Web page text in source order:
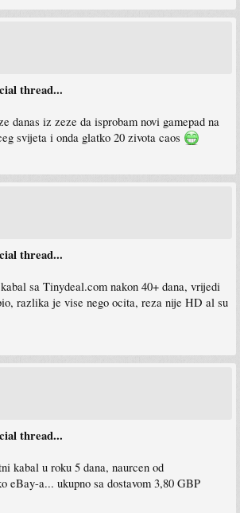
thread...
danas iz zeze da isprobam novi gamepad na
svijeta i onda glatko 20 zivota caos
thread...
sa Tinydeal.com nakon 40+ dana, vrijedi
razlika je vise nego ocita, reza nije HD al su
thread...
kabal u roku 5 dana, naurcen od
eBay-a... ukupno sa dostavom 3,80 GBP